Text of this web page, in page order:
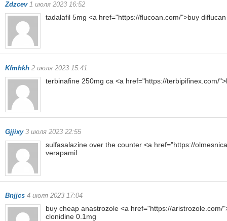
Zdzcev1 июля 2023 16:52
tadalafil 5mg <a href="https://flucoan.com/">buy
Kfmhkh 2 июля 2023 15:41
terbinafine 250mg ca <a href="https://terbipifinex.com/
Gjjixy3 июля 2023 22:55
sulfasalazine over the counter <a href="https://
verapamil
Bnjjcs 4 июля 2023 17:04
buy cheap anastrozole <a href="https://
clonidine 0.1mg